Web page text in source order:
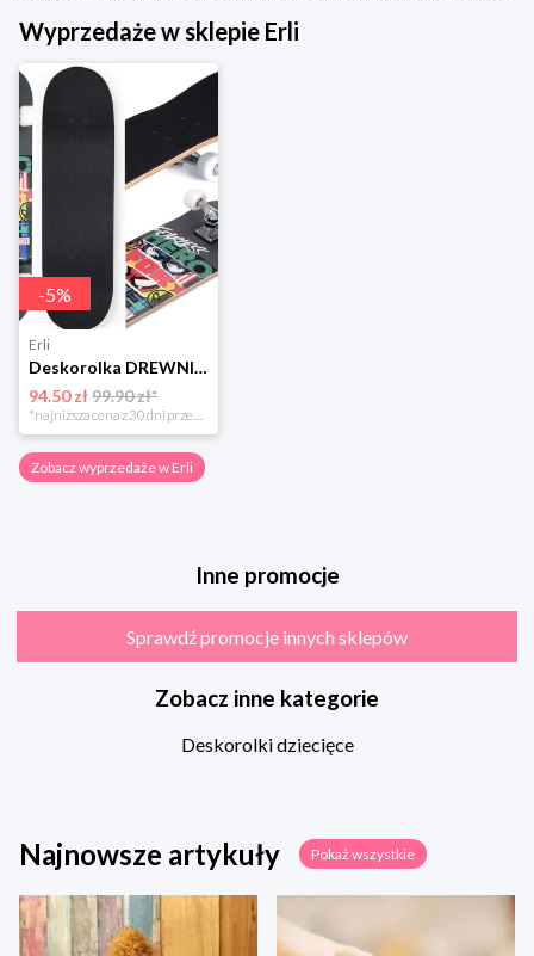
Wyprzedaże w sklepie Erli
-5%
Erli
Deskorolka DREWNIANA DUŻA 79 cm dla dzieci SOLIDNA do 80kg FEARLESS MARVEL
94.50 zł99.90 zł*
*najniższa cena z 30 dni przed obniżką
Zobacz wyprzedaże w Erli
Inne promocje
Sprawdź promocje innych sklepów
Zobacz inne kategorie
Deskorolki dziecięce
Najnowsze artykuły Pokaż wszystkie